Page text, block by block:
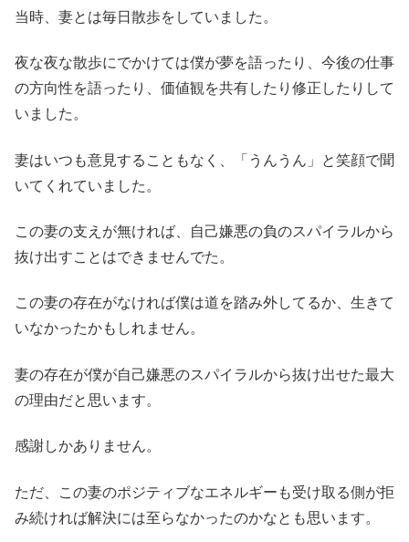
当時、妻とは毎日散歩をしていました。
夜な夜な散歩にでかけては僕が夢を語ったり、今後の仕事
の方向性を語ったり、価値観を共有したり修正したりして
いました。
妻はいつも意見することもなく、「うんうん」と笑顔で聞
いてくれていました。
この妻の支えが無ければ、自己嫌悪の負のスパイラルから
抜け出すことはできませんでた。
この妻の存在がなければ僕は道を踏み外してるか、生きて
いなかったかもしれません。
妻の存在が僕が自己嫌悪のスパイラルから抜け出せた最大
の理由だと思います。
感謝しかありません。
ただ、この妻のポジティブなエネルギーも受け取る側が拒
み続ければ解決には至らなかったのかなとも思います。